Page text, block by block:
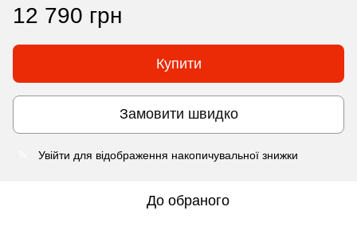
12 790 грн
Купити
Замовити швидко
Увійти для відображення накопичувальної знижки
До обраного